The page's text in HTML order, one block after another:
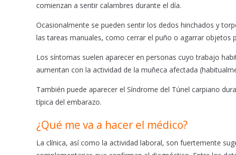
comienzan a sentir calambres durante el día.
Ocasionalmente se pueden sentir los dedos hinchados y
las tareas manuales, como cerrar el puño o agarrar objetos
Los síntomas suelen aparecer en personas cuyo trabajo
aumentan con la actividad de la muñeca afectada
También puede aparecer el Síndrome del Túnel carpiano
típica del embarazo.
¿Qué me va a hacer el médico?
La clínica, así como la actividad laboral, son fuertemente